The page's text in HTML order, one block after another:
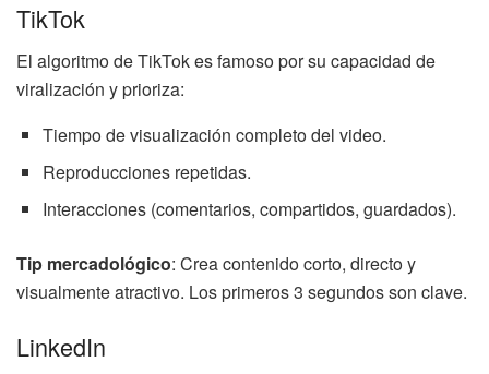
TikTok
El algoritmo de TikTok es famoso por su capacidad de
viralización y prioriza:
Tiempo de visualización completo del video.
Reproducciones repetidas.
Interacciones (comentarios, compartidos, guardados).
Tip mercadológico: Crea contenido corto, directo y
visualmente atractivo. Los primeros 3 segundos son clave.
LinkedIn